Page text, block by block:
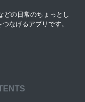
どの日常のちょっとし
なげるアプリです。